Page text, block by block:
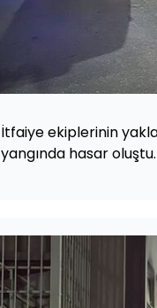
İtfaiye ekiplerinin
yangında hasar oluştu.